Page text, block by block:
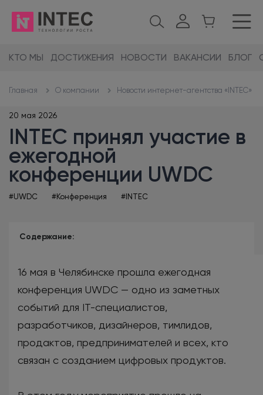
КТО МЫ ДОСТИЖЕНИЯ НОВОСТИ ВАКАНСИИ БЛОГ
Главная О компании Новости интернет-агентства «INTEC»
20 мая 2026
INTEC принял участие в
ежегодной
конференции UWDC
#UWDC #Конференция #INTEC
Содержание:
16 мая в Челябинске прошла ежегодная
конференция UWDC — одно из заметных
событий для IT-специалистов,
разработчиков, дизайнеров, тимлидов,
продактов, предпринимателей и всех, кто
связан с созданием цифровых продуктов.